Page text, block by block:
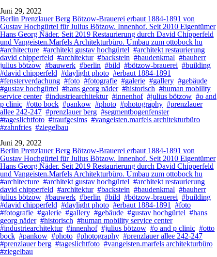
Juni 29, 2022
Berlin Prenzlauer Berg Bötzow-Brauerei erbaut 1884-1891 von
Gustav Hochgürtel für Julius Bötzow. Innenhof. Seit 2010 Eigentümer
Hans Georg Näder. Seit 2019 Restaurierung durch David Chipperfeld
und Vangeisten.Marfels Architekturbüro. Umbau zum ottobock hu
#architecture #architekt gustav hochgürtel #architekt restaurierung
david chipperfeld #architektur #backstein #baudenkmal #bauherr
julius bötzow #bauwerk #berlin #bild #bötzow-brauerei #building
#david chipperfeld #daylight photo #erbaut 1884-1891
#fensterverdachung #foto #fotografie #galerie #gallery #gebäude
#gustav hochgürtel #hans georg näder #historisch #human mobility
service center #industriearchitektur #innenhof #julius bötzow #o and
p clinic #otto bock #pankow #photo #photography #prenzlauer
allee 242-247 #prenzlauer berg #segmentbogenfenster
#tageslichtfoto #traufgesims #vangeisten.marfels architekturbüro
#zahnfries #ziegelbau
Juni 29, 2022
Berlin Prenzlauer Berg Bötzow-Brauerei erbaut 1884-1891 von
Gustav Hochgürtel für Julius Bötzow. Innenhof. Seit 2010 Eigentümer
Hans Georg Näder. Seit 2019 Restaurierung durch David Chipperfeld
und Vangeisten.Marfels Architekturbüro. Umbau zum ottobock hu
#architecture #architekt gustav hochgürtel #architekt restaurierung
david chipperfeld #architektur #backstein #baudenkmal #bauherr
julius bötzow #bauwerk #berlin #bild #bötzow-brauerei #building
#david chipperfeld #daylight photo #erbaut 1884-1891
#foto
#fotografie #galerie #gallery #gebäude #gustav hochgürtel #hans
georg näder #historisch #human mobility service center
#industriearchitektur #innenhof #julius bötzow #o and p clinic #otto
bock #pankow #photo #photography #prenzlauer allee 242-247
#prenzlauer berg #tageslichtfoto #vangeisten.marfels architekturbüro
#ziegelbau